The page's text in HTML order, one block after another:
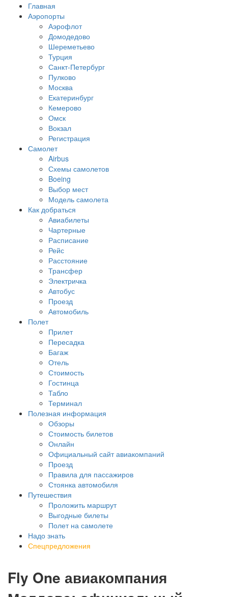
Главная
Аэропорты
Аэрофлот
Домодедово
Шереметьево
Турция
Санкт-Петербург
Пулково
Москва
Екатеринбург
Кемерово
Омск
Вокзал
Регистрация
Самолет
Airbus
Схемы самолетов
Boeing
Выбор мест
Модель самолета
Как добраться
Авиабилеты
Чартерные
Расписание
Рейс
Расстояние
Трансфер
Электричка
Автобус
Проезд
Автомобиль
Полет
Прилет
Пересадка
Багаж
Отель
Стоимость
Гостинца
Табло
Терминал
Полезная информация
Обзоры
Стоимость билетов
Онлайн
Официальный сайт авиакомпаний
Проезд
Правила для пассажиров
Стоянка автомобиля
Путешествия
Проложить маршрут
Выгодные билеты
Полет на самолете
Надо знать
Спецпредложения
Fly One авиакомпания